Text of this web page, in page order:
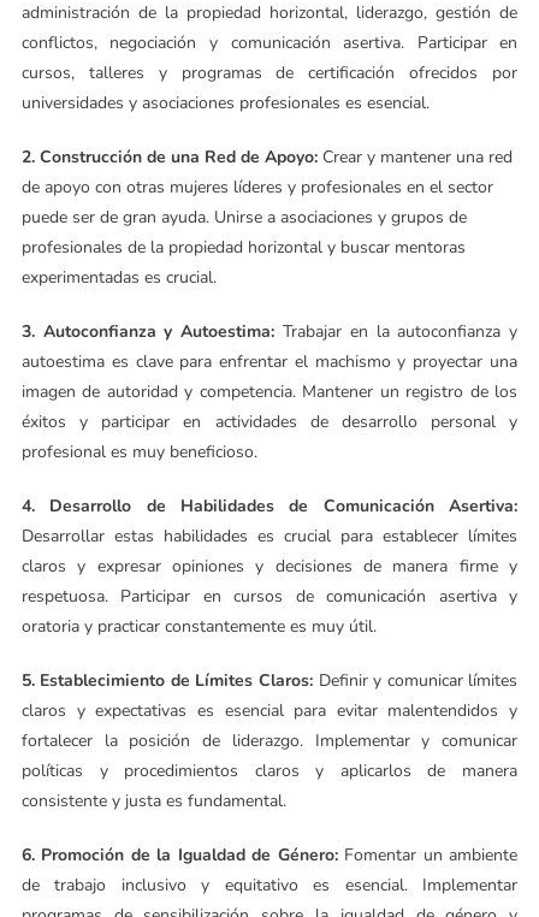
administración de la propiedad horizontal, liderazgo, gestión de
conflictos, negociación y comunicación asertiva. Participar en
cursos, talleres y programas de certificación ofrecidos por
universidades y asociaciones profesionales es esencial.
2. Construcción de una Red de Apoyo:Crear y mantener una red
de apoyo con otras mujeres líderes y profesionales en el sector
puede ser de gran ayuda. Unirse a asociaciones y grupos de
profesionales de la propiedad horizontal y buscar mentoras
experimentadas es crucial.
3. Autoconfianza y Autoestima: Trabajar en la autoconfianza y
autoestima es clave para enfrentar el machismo y proyectar una
imagen de autoridad y competencia. Mantener un registro de los
éxitos y participar en actividades de desarrollo personal y
profesional es muy beneficioso.
4. Desarrollo de Habilidades de Comunicación Asertiva:
Desarrollar estas habilidades es crucial para establecer límites
claros y expresar opiniones y decisiones de manera firme y
respetuosa. Participar en cursos de comunicación asertiva y
oratoria y practicar constantemente es muy útil.
5. Establecimiento de Límites Claros: Definir y comunicar límites
claros y expectativas es esencial para evitar malentendidos y
fortalecer la posición de liderazgo. Implementar y comunicar
políticas y procedimientos claros y aplicarlos de manera
consistente y justa es fundamental.
6. Promoción de la Igualdad de Género:Fomentar un ambiente
de trabajo inclusivo y equitativo es esencial. Implementar